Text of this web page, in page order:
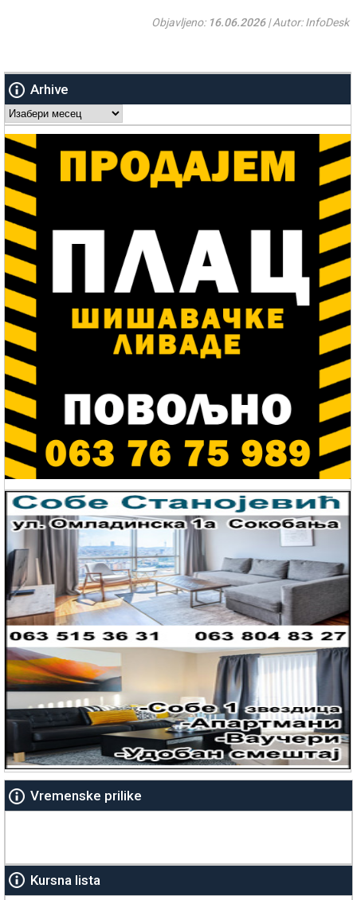
Objavljeno: 16.06.2026| Autor: InfoDesk
Arhive
Arhive
Vremenske prilike
Kursna lista